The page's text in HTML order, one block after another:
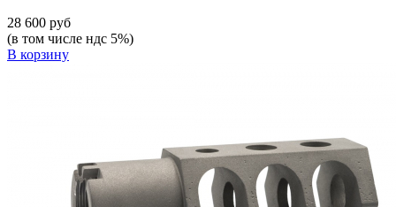
28 600 руб
(в том числе ндс 5%)
В корзину